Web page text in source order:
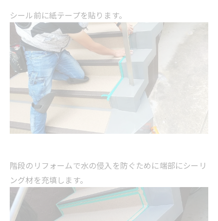
シール前に紙テープを貼ります。
階段のリフォームで水の侵入を防ぐために端部にシーリ
ング材を充填します。